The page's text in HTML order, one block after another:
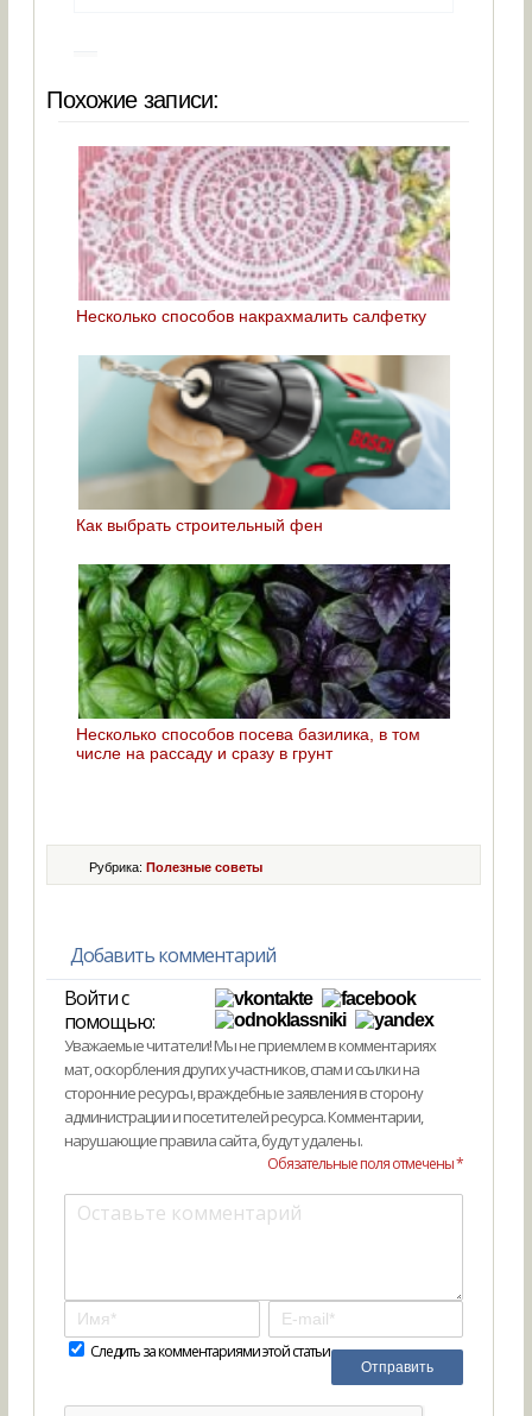
Похожие записи:
Несколько способов накрахмалить салфетку
Как выбрать строительный фен
Несколько способов посева базилика, в том
числе на рассаду и сразу в грунт
Рубрика:Полезные советы
Добавить комментарий
Войти с
помощью:
Уважаемые читатели! Мы не приемлем в комментариях
мат, оскорбления других участников, спам и ссылки на
сторонние ресурсы, враждебные заявления в сторону
администрации и посетителей ресурса. Комментарии,
нарушающие правила сайта, будут удалены.
Обязательные поля отмечены *
Следить за комментариями этой статьи